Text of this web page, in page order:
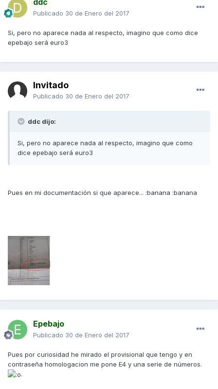
ddc
Publicado 30 de Enero del 2017
Si, pero no aparece nada al respecto, imagino que como dice
epebajo será euro3
Invitado
Publicado 30 de Enero del 2017
ddc dijo:
Si, pero no aparece nada al respecto, imagino que como
dice epebajo será euro3
Pues en mi documentación si que aparece... :banana :banana
Epebajo
Publicado 30 de Enero del 2017
Pues por curiosidad he mirado el provisional que tengo y en
contraseña homologacion me pone E4 y una serie de números.
.